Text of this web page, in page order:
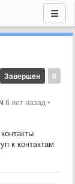
0
Завершен
6 лет назад•
к контактам